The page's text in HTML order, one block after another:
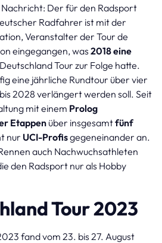
Der für den Radsport
Radfahrer ist mit der
Veranstalter der Tour de
eingegangen, was 2018 eine
Tour zur Folge hatte.
eine jährliche Rundtour über vier
2028 verlängert werden soll. Seit
mit einem Prolog
Etappenüber insgesamtfünf
nur UCI-Profisgegeneinander an.
auch Nachwuchsathleten
den Radsport nur als Hobby
Tour 2023
fand vom 23. bis 27. August